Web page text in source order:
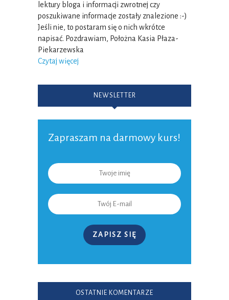
lektury bloga i informacji zwrotnej czy
poszukiwane informacje zostały znalezione :-)
Jeśli nie, to postaram się o nich wkrótce
napisać. Pozdrawiam, Położna Kasia Płaza-
Piekarzewska
Czytaj więcej
NEWSLETTER
Zapraszam na darmowy kurs!
ZAPISZ SIĘ
OSTATNIE KOMENTARZE